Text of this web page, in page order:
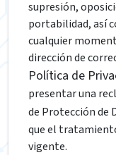
supresión,
portabilidad, así
cualquier
dirección de
Política de
presentar una
de Protección de
que el
vigente.